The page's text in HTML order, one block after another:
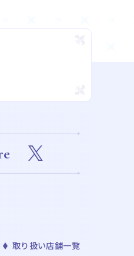
取り扱い店舗一覧